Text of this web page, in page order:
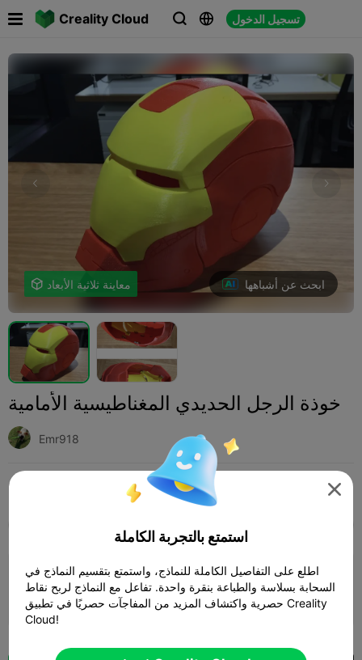
Creality Cloud   تسجيل الدخول
 
 معاينة ثلاثية الأبعاد ابحث عن أشباهها
خوذة الرجل الحديدي المغناطيسية الأمامية
Emr918
Print Settings (1) إضافة تنكر 
K2 Plus K2 Pro
0.2mm layer, 2 walls, 10 infill
 13h 09m  7 plates 491.55g

استمتع بالتجربة الكاملة
اطلع على التفاصيل الكاملة للنماذج، واستمتع بتقسيم النماذج في
السحابة بسلاسة والطباعة بنقرة واحدة. تفاعل مع النماذج لربح نقاط
حصرية واكتشاف المزيد من المفاجآت حصريًا في تطبيق Creality
Cloud!